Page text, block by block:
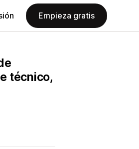
Empieza gratis
técnico,